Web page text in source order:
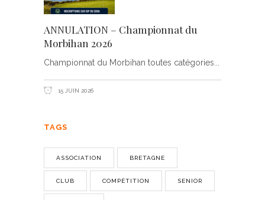
ANNULATION – Championnat du
Morbihan 2026
Championnat du Morbihan toutes catégories
15 JUIN 2026
TAGS
ASSOCIATION BRETAGNE
CLUB COMPÉTITION SENIOR